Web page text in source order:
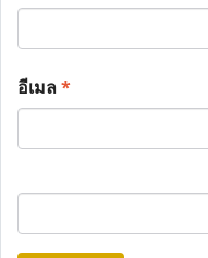
อีเมล*